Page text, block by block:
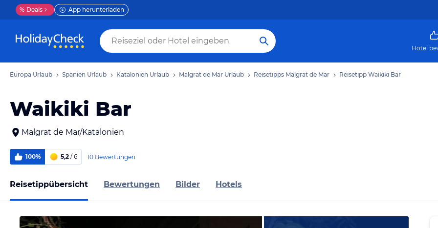
% Deals App herunterladen
Hotel
Europa Urlaub Spanien Urlaub Katalonien Urlaub Malgrat de Mar Urlaub Reisetipps Malgrat de Mar Reisetipp Waikiki Bar
Waikiki Bar
Malgrat de Mar/Katalonien
100% 5,2 / 6 10 Bewertungen
Reisetippübersicht Bewertungen Bilder Hotels